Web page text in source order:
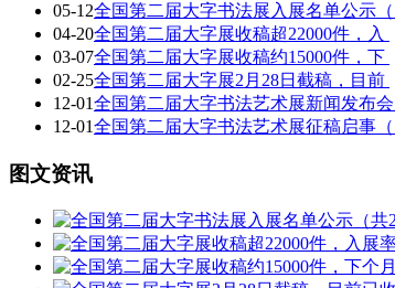
05-12全国第二届大字书法展入展名单公示（
04-20全国第二届大字展收稿超22000件，入
03-07全国第二届大字展收稿约15000件，下
02-25全国第二届大字展2月28日截稿，目前
12-01全国第二届大字书法艺术展新闻发布会
12-01全国第二届大字书法艺术展征稿启事（
图文资讯